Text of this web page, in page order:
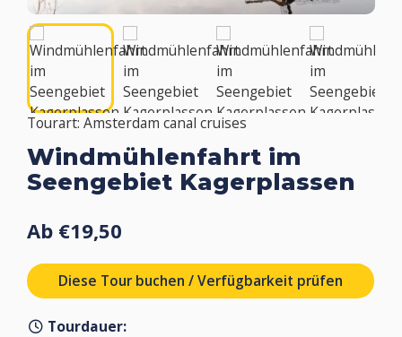
Tourart: Amsterdam canal cruises
Windmühlenfahrt im
Seengebiet Kagerplassen
Ab €19,50
Diese Tour buchen / Verfügbarkeit prüfen
Tourdauer: